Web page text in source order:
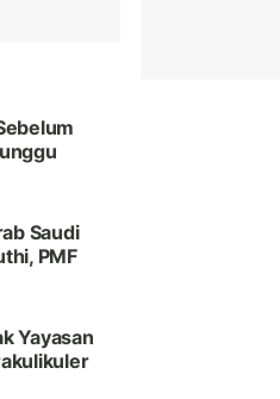
Saudi
PMF
Yayasan